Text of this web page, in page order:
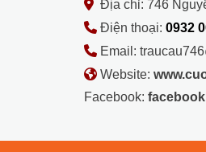
Địa chỉ: 746
Điện thoại: 0932
Email:
Website:
Facebook: